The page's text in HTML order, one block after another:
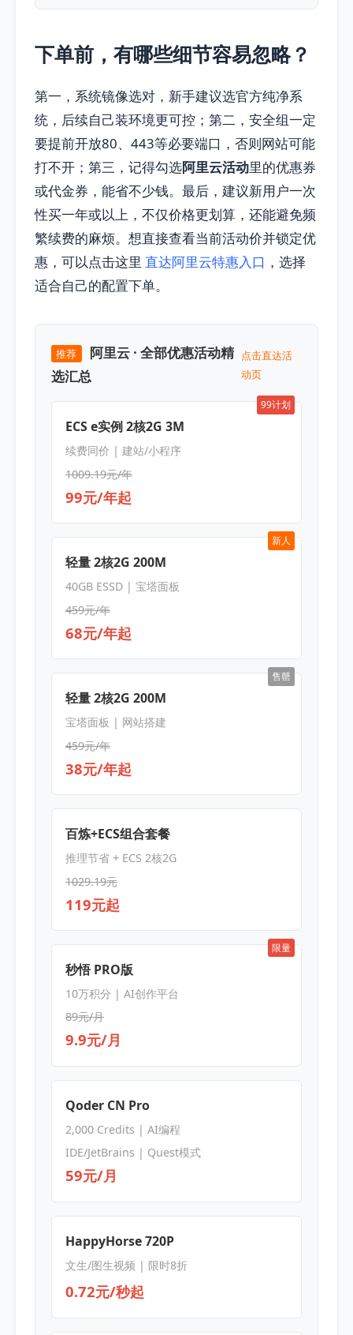
下单前，有哪些细节容易忽略？
第一，系统镜像选对，新手建议选官方纯净系
统，后续自己装环境更可控；第二，安全组一定
要提前开放80、443等必要端口，否则网站可能
打不开；第三，记得勾选阿里云活动里的优惠券
或代金券，能省不少钱。最后，建议新用户一次
性买一年或以上，不仅价格更划算，还能避免频
繁续费的麻烦。想直接查看当前活动价并锁定优
惠，可以点击这里 直达阿里云特惠入口 ，选择
适合自己的配置下单。
推荐
阿里云 · 全部优惠活动精
选汇总
点击直达活
动页
99计划
ECS e实例 2核2G 3M
续费同价 | 建站/小程序
1009.19元/年
99元/年起
新人
轻量 2核2G 200M
40GB ESSD | 宝塔面板
459元/年
68元/年起
售罄
轻量 2核2G 200M
宝塔面板 | 网站搭建
459元/年
38元/年起
百炼+ECS组合套餐
推理节省 + ECS 2核2G
1029.19元
119元起
限量
秒悟 PRO版
10万积分 | AI创作平台
89元/月
9.9元/月
Qoder CN Pro
2,000 Credits | AI编程
IDE/JetBrains | Quest模式
59元/月
HappyHorse 720P
文生/图生视频 | 限时8折
0.72元/秒起